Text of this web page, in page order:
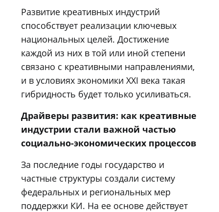
Развитие креативных индустрий
способствует реализации ключевых
национальных целей. Достижение
каждой из них в той или иной степени
связано с креативными направлениями,
и в условиях экономики XXI века такая
гибридность будет только усиливаться.
Драйверы развития: как креативные
индустрии стали важной частью
социально-экономических процессов
За последние годы государство и
частные структуры создали систему
федеральных и региональных мер
поддержки КИ. На ее основе действует